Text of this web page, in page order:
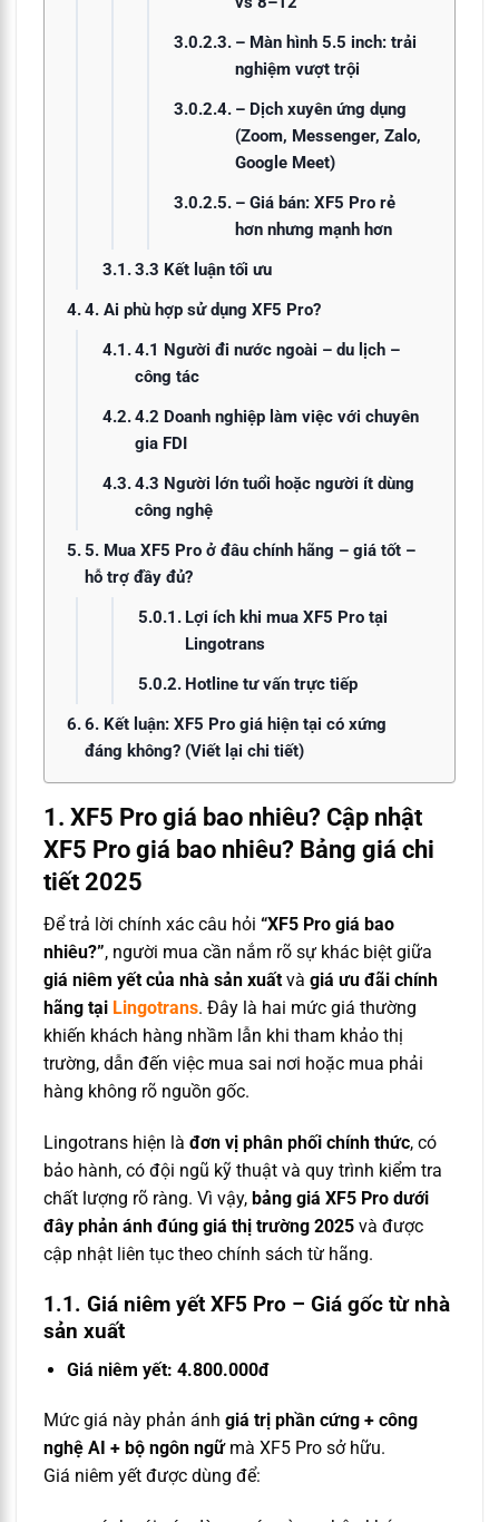
– Màn hình 5.5 inch: trải
nghiệm vượt trội
– Dịch xuyên ứng dụng
(Zoom, Messenger, Zalo,
Google Meet)
– Giá bán: XF5 Pro rẻ
hơn nhưng mạnh hơn
3.3 Kết luận tối ưu
4. Ai phù hợp sử dụng XF5 Pro?
4.1 Người đi nước ngoài – du lịch –
công tác
4.2 Doanh nghiệp làm việc với chuyên
gia FDI
4.3 Người lớn tuổi hoặc người ít dùng
công nghệ
5. Mua XF5 Pro ở đâu chính hãng – giá tốt –
hỗ trợ đầy đủ?
Lợi ích khi mua XF5 Pro tại
Lingotrans
Hotline tư vấn trực tiếp
6. Kết luận: XF5 Pro giá hiện tại có xứng
đáng không? (Viết lại chi tiết)
1. XF5 Pro giá bao nhiêu? Cập nhật
XF5 Pro giá bao nhiêu? Bảng giá chi
tiết 2025
Để trả lời chính xác câu hỏi “XF5 Pro giá bao
nhiêu?”, người mua cần nắm rõ sự khác biệt giữa
giá niêm yết của nhà sản xuất và giá ưu đãi chính
hãng tại Lingotrans. Đây là hai mức giá thường
khiến khách hàng nhầm lẫn khi tham khảo thị
trường, dẫn đến việc mua sai nơi hoặc mua phải
hàng không rõ nguồn gốc.
Lingotrans hiện là đơn vị phân phối chính thức, có
bảo hành, có đội ngũ kỹ thuật và quy trình kiểm tra
chất lượng rõ ràng. Vì vậy, bảng giá XF5 Pro dưới
đây phản ánh đúng giá thị trường 2025 và được
cập nhật liên tục theo chính sách từ hãng.
1.1. Giá niêm yết XF5 Pro – Giá gốc từ nhà
sản xuất
Giá niêm yết: 4.800.000đ
Mức giá này phản ánh giá trị phần cứng + công
nghệ AI + bộ ngôn ngữmà XF5 Pro sở hữu.
Giá niêm yết được dùng để: